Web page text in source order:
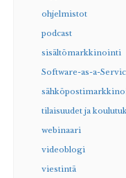
ohjelmistot
podcast
sisältömarkkinointi
Software-as-a-
tilaisuudet ja
webinaari
videoblogi
viestintä